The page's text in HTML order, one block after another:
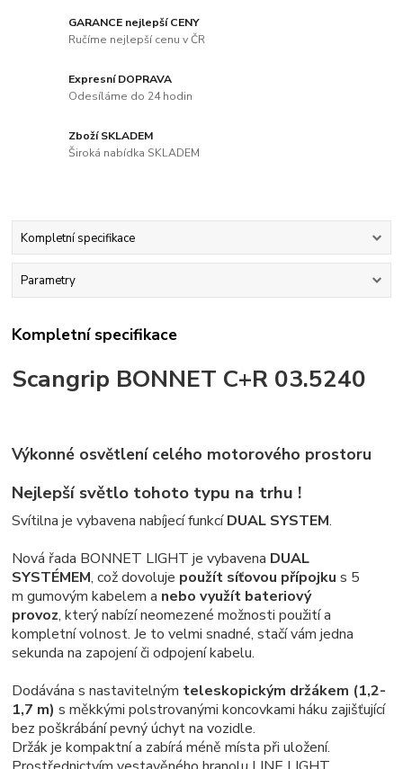
GARANCE nejlepší CENY
Ručíme nejlepší cenu v ČR
Expresní DOPRAVA
Odesíláme do 24 hodin
Zboží SKLADEM
Široká nabídka SKLADEM
Kompletní specifikace
Parametry
Kompletní specifikace
Scangrip BONNET C+R 03.5240
Výkonné osvětlení celého motorového prostoru
Nejlepší světlo tohoto typu na trhu !
Svítilna je vybavena nabíjecí funkcíDUAL SYSTEM.
Nová řada BONNET LIGHT je vybavena DUAL
SYSTÉMEM, což dovoluje použít síťovou přípojku s 5
m gumovým kabelem a nebo využít bateriový
provoz, který nabízí neomezené možnosti použití a
kompletní volnost. Je to velmi snadné, stačí vám jedna
sekunda na zapojení či odpojení kabelu.
Dodávána s nastavitelným teleskopickým držákem (1,2-
1,7 m)s měkkými polstrovanými koncovkami háku zajišťující
bez poškrábání pevný úchyt na vozidle.
Držák je kompaktní a zabírá méně místa při uložení.